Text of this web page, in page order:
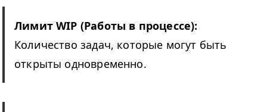
ЛимитWIP (Работы в процессе):
Количество задач, которые могут быть
открыты одновременно.